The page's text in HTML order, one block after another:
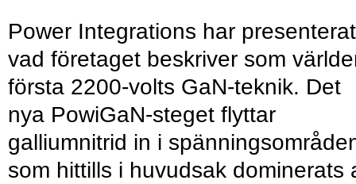
Power Integrations har presenterat
vad företaget beskriver som
första 2200-volts GaN-teknik. Det
nya PowiGaN-steget flyttar
galliumnitrid in i
som hittills i huvudsak dominerats